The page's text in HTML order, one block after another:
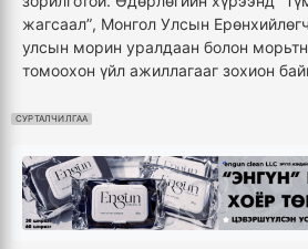
жагсаал”, Монгол Улсын
улсын морин уралдаан болон
томоохон үйл ажиллагааг зохион
СУРТАЛЧИЛГАА